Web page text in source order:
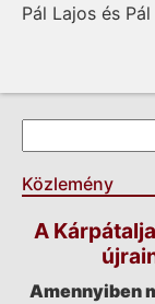
Pál Lajos és
Keresés űrlap
Keresés
Közlemény
A
Amennyiben